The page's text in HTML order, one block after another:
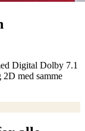
Digital Dolby 7.1
med samme